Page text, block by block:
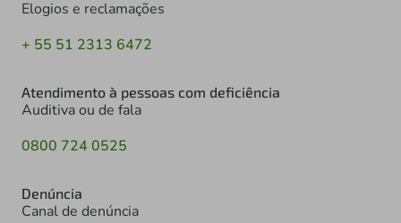
Elogios e reclamações
+ 55 51 2313 6472
Atendimento à pessoas com deficiência
Auditiva ou de fala
0800 724 0525
Denúncia
Canal de denúncia